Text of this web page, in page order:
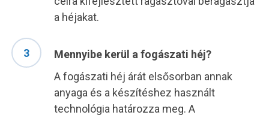
a héjakat.
Mennyibe kerül a fogászati héj?
A fogászati héj árát elsősorban annak
anyaga és a készítéshez használt
technológia határozza meg. A